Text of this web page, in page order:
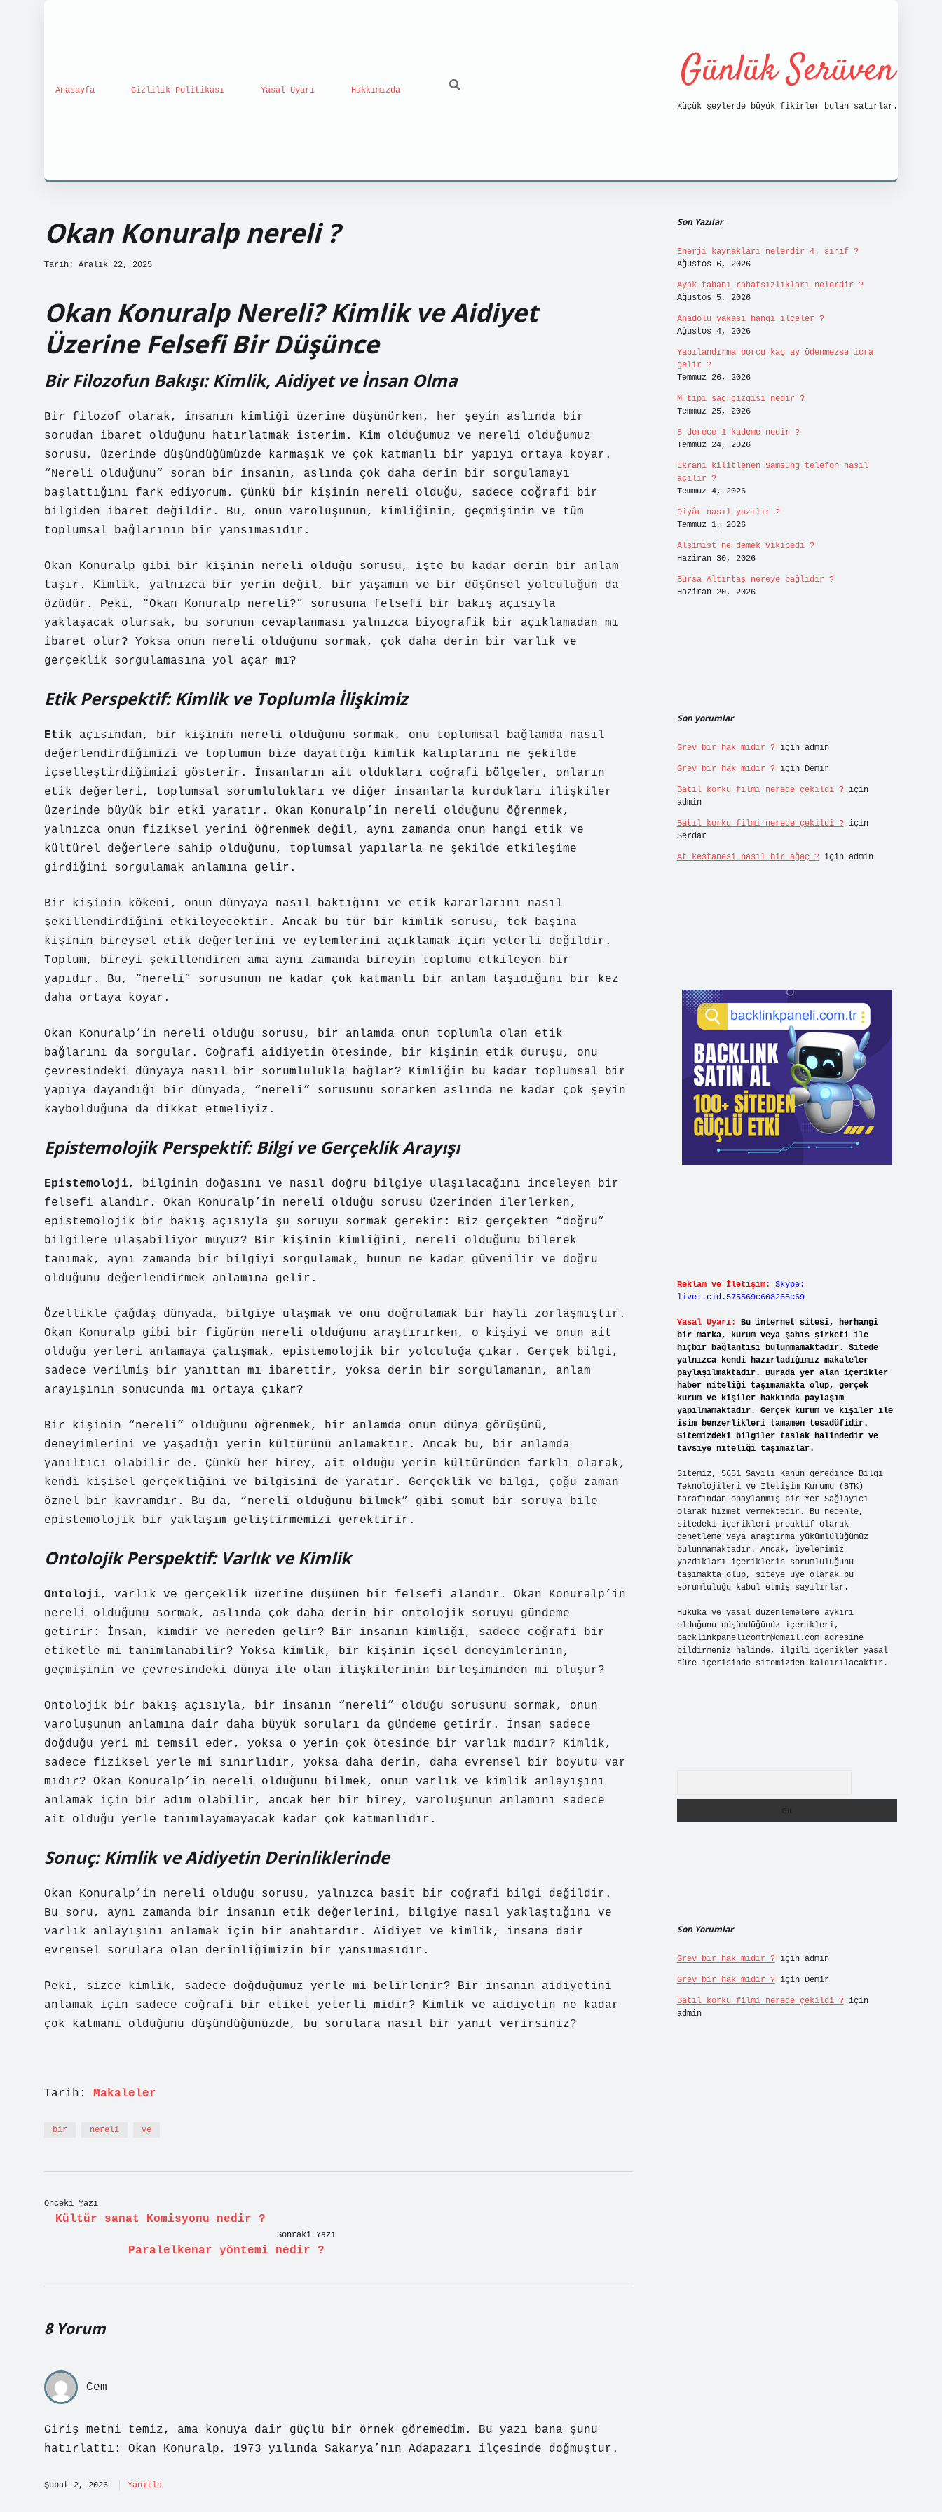
Anasayfa Gizlilik Politikası Yasal Uyarı Hakkımızda Günlük Serüven
Küçük şeylerde büyük fikirler bulan satırlar.
Okan Konuralp nereli ?
Tarih: Aralık 22, 2025
Okan Konuralp Nereli? Kimlik ve Aidiyet
Üzerine Felsefi Bir Düşünce
Bir Filozofun Bakışı: Kimlik, Aidiyet ve İnsan Olma
Bir filozof olarak, insanın kimliği üzerine düşünürken, her şeyin aslında bir
sorudan ibaret olduğunu hatırlatmak isterim. Kim olduğumuz ve nereli olduğumuz
sorusu, üzerinde düşündüğümüzde karmaşık ve çok katmanlı bir yapıyı ortaya koyar.
“Nereli olduğunu” soran bir insanın, aslında çok daha derin bir sorgulamayı
başlattığını fark ediyorum. Çünkü bir kişinin nereli olduğu, sadece coğrafi bir
bilgiden ibaret değildir. Bu, onun varoluşunun, kimliğinin, geçmişinin ve tüm
toplumsal bağlarının bir yansımasıdır.
Okan Konuralp gibi bir kişinin nereli olduğu sorusu, işte bu kadar derin bir anlam
taşır. Kimlik, yalnızca bir yerin değil, bir yaşamın ve bir düşünsel yolculuğun da
özüdür. Peki, “Okan Konuralp nereli?” sorusuna felsefi bir bakış açısıyla
yaklaşacak olursak, bu sorunun cevaplanması yalnızca biyografik bir açıklamadan mı
ibaret olur? Yoksa onun nereli olduğunu sormak, çok daha derin bir varlık ve
gerçeklik sorgulamasına yol açar mı?
Etik Perspektif: Kimlik ve Toplumla İlişkimiz
Etik açısından, bir kişinin nereli olduğunu sormak, onu toplumsal bağlamda nasıl
değerlendirdiğimizi ve toplumun bize dayattığı kimlik kalıplarını ne şekilde
içselleştirdiğimizi gösterir. İnsanların ait oldukları coğrafi bölgeler, onların
etik değerleri, toplumsal sorumlulukları ve diğer insanlarla kurdukları ilişkiler
üzerinde büyük bir etki yaratır. Okan Konuralp’in nereli olduğunu öğrenmek,
yalnızca onun fiziksel yerini öğrenmek değil, aynı zamanda onun hangi etik ve
kültürel değerlere sahip olduğunu, toplumsal yapılarla ne şekilde etkileşime
girdiğini sorgulamak anlamına gelir.
Bir kişinin kökeni, onun dünyaya nasıl baktığını ve etik kararlarını nasıl
şekillendirdiğini etkileyecektir. Ancak bu tür bir kimlik sorusu, tek başına
kişinin bireysel etik değerlerini ve eylemlerini açıklamak için yeterli değildir.
Toplum, bireyi şekillendiren ama aynı zamanda bireyin toplumu etkileyen bir
yapıdır. Bu, “nereli” sorusunun ne kadar çok katmanlı bir anlam taşıdığını bir kez
daha ortaya koyar.
Okan Konuralp’in nereli olduğu sorusu, bir anlamda onun toplumla olan etik
bağlarını da sorgular. Coğrafi aidiyetin ötesinde, bir kişinin etik duruşu, onu
çevresindeki dünyaya nasıl bir sorumlulukla bağlar? Kimliğin bu kadar toplumsal bir
yapıya dayandığı bir dünyada, “nereli” sorusunu sorarken aslında ne kadar çok şeyin
kaybolduğuna da dikkat etmeliyiz.
Epistemolojik Perspektif: Bilgi ve Gerçeklik Arayışı
Epistemoloji, bilginin doğasını ve nasıl doğru bilgiye ulaşılacağını inceleyen bir
felsefi alandır. Okan Konuralp’in nereli olduğu sorusu üzerinden ilerlerken,
epistemolojik bir bakış açısıyla şu soruyu sormak gerekir: Biz gerçekten “doğru”
bilgilere ulaşabiliyor muyuz? Bir kişinin kimliğini, nereli olduğunu bilerek
tanımak, aynı zamanda bir bilgiyi sorgulamak, bunun ne kadar güvenilir ve doğru
olduğunu değerlendirmek anlamına gelir.
Özellikle çağdaş dünyada, bilgiye ulaşmak ve onu doğrulamak bir hayli zorlaşmıştır.
Okan Konuralp gibi bir figürün nereli olduğunu araştırırken, o kişiyi ve onun ait
olduğu yerleri anlamaya çalışmak, epistemolojik bir yolculuğa çıkar. Gerçek bilgi,
sadece verilmiş bir yanıttan mı ibarettir, yoksa derin bir sorgulamanın, anlam
arayışının sonucunda mı ortaya çıkar?
Bir kişinin “nereli” olduğunu öğrenmek, bir anlamda onun dünya görüşünü,
deneyimlerini ve yaşadığı yerin kültürünü anlamaktır. Ancak bu, bir anlamda
yanıltıcı olabilir de. Çünkü her birey, ait olduğu yerin kültüründen farklı olarak,
kendi kişisel gerçekliğini ve bilgisini de yaratır. Gerçeklik ve bilgi, çoğu zaman
öznel bir kavramdır. Bu da, “nereli olduğunu bilmek” gibi somut bir soruya bile
epistemolojik bir yaklaşım geliştirmemizi gerektirir.
Ontolojik Perspektif: Varlık ve Kimlik
Ontoloji, varlık ve gerçeklik üzerine düşünen bir felsefi alandır. Okan Konuralp’in
nereli olduğunu sormak, aslında çok daha derin bir ontolojik soruyu gündeme
getirir: İnsan, kimdir ve nereden gelir? Bir insanın kimliği, sadece coğrafi bir
etiketle mi tanımlanabilir? Yoksa kimlik, bir kişinin içsel deneyimlerinin,
geçmişinin ve çevresindeki dünya ile olan ilişkilerinin birleşiminden mi oluşur?
Ontolojik bir bakış açısıyla, bir insanın “nereli” olduğu sorusunu sormak, onun
varoluşunun anlamına dair daha büyük soruları da gündeme getirir. İnsan sadece
doğduğu yeri mi temsil eder, yoksa o yerin çok ötesinde bir varlık mıdır? Kimlik,
sadece fiziksel yerle mi sınırlıdır, yoksa daha derin, daha evrensel bir boyutu var
mıdır? Okan Konuralp’in nereli olduğunu bilmek, onun varlık ve kimlik anlayışını
anlamak için bir adım olabilir, ancak her bir birey, varoluşunun anlamını sadece
ait olduğu yerle tanımlayamayacak kadar çok katmanlıdır.
Sonuç: Kimlik ve Aidiyetin Derinliklerinde
Okan Konuralp’in nereli olduğu sorusu, yalnızca basit bir coğrafi bilgi değildir.
Bu soru, aynı zamanda bir insanın etik değerlerini, bilgiye nasıl yaklaştığını ve
varlık anlayışını anlamak için bir anahtardır. Aidiyet ve kimlik, insana dair
evrensel sorulara olan derinliğimizin bir yansımasıdır.
Peki, sizce kimlik, sadece doğduğumuz yerle mi belirlenir? Bir insanın aidiyetini
anlamak için sadece coğrafi bir etiket yeterli midir? Kimlik ve aidiyetin ne kadar
çok katmanı olduğunu düşündüğünüzde, bu sorulara nasıl bir yanıt verirsiniz?
Tarih: Makaleler
bir nereli ve
Önceki Yazı
Kültür sanat Komisyonu nedir ?
Sonraki Yazı
Paralelkenar yöntemi nedir ?
8 Yorum
Cem
Giriş metni temiz, ama konuya dair güçlü bir örnek göremedim. Bu yazı bana şunu
hatırlattı: Okan Konuralp, 1973 yılında Sakarya’nın Adapazarı ilçesinde doğmuştur.
Şubat 2, 2026 Yanıtla
Son Yazılar
Enerji kaynakları nelerdir 4. sınıf ?
Ağustos 6, 2026
Ayak tabanı rahatsızlıkları nelerdir ?
Ağustos 5, 2026
Anadolu yakası hangi ilçeler ?
Ağustos 4, 2026
Yapılandırma borcu kaç ay ödenmezse icra
gelir ?
Temmuz 26, 2026
M tipi saç çizgisi nedir ?
Temmuz 25, 2026
8 derece 1 kademe nedir ?
Temmuz 24, 2026
Ekranı kilitlenen Samsung telefon nasıl
açılır ?
Temmuz 4, 2026
Diyâr nasıl yazılır ?
Temmuz 1, 2026
Alşimist ne demek vikipedi ?
Haziran 30, 2026
Bursa Altıntaş nereye bağlıdır ?
Haziran 20, 2026
Son yorumlar
Grev bir hak mıdır ?için admin
Grev bir hak mıdır ?için Demir
Batıl korku filmi nerede çekildi ?için
admin
Batıl korku filmi nerede çekildi ?için
Serdar
At kestanesi nasıl bir ağaç ?için admin
Reklam ve İletişim:
Skype:
live:.cid.575569c608265c69
Yasal Uyarı:
Bu internet sitesi, herhangi
bir marka, kurum veya şahıs şirketi ile
hiçbir bağlantısı bulunmamaktadır. Sitede
yalnızca kendi hazırladığımız makaleler
paylaşılmaktadır. Burada yer alan içerikler
haber niteliği taşımamakta olup, gerçek
kurum ve kişiler hakkında paylaşım
yapılmamaktadır. Gerçek kurum ve kişiler ile
isim benzerlikleri tamamen tesadüfidir.
Sitemizdeki bilgiler taslak halindedir ve
tavsiye niteliği taşımazlar.
Sitemiz, 5651 Sayılı Kanun gereğince Bilgi
Teknolojileri ve İletişim Kurumu (BTK)
tarafından onaylanmış bir Yer Sağlayıcı
olarak hizmet vermektedir. Bu nedenle,
sitedeki içerikleri proaktif olarak
denetleme veya araştırma yükümlülüğümüz
bulunmamaktadır. Ancak, üyelerimiz
yazdıkları içeriklerin sorumluluğunu
taşımakta olup, siteye üye olarak bu
sorumluluğu kabul etmiş sayılırlar.
Hukuka ve yasal düzenlemelere aykırı
olduğunu düşündüğünüz içerikleri,
backlinkpanelicomtr@gmail.comadresine
bildirmeniz halinde, ilgili içerikler yasal
süre içerisinde sitemizden kaldırılacaktır.
Son Yorumlar
Grev bir hak mıdır ?için admin
Grev bir hak mıdır ?için Demir
Batıl korku filmi nerede çekildi ?için
admin